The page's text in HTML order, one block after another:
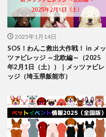
2025年1月14日
SOS！わんこ救出大作戦！ in メッ
ツァビレッジ ～北欧編～（2025
年2月1日（土））｜メッツァビレ
ッジ（埼玉県飯能市）